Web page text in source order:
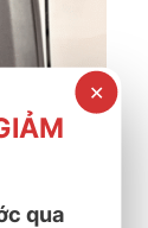
✕
qua